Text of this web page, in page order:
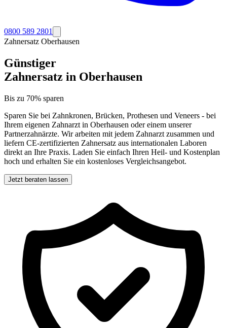
0800 589 2801
Zahnersatz Oberhausen
Günstiger
Zahnersatz in Oberhausen
Bis zu 70% sparen
Sparen Sie bei Zahnkronen, Brücken, Prothesen und Veneers - bei
Ihrem eigenen Zahnarzt in Oberhausen oder einem unserer
Partnerzahnärzte. Wir arbeiten mit jedem Zahnarzt zusammen und
liefern CE-zertifizierten Zahnersatz aus internationalen Laboren
direkt an Ihre Praxis. Laden Sie einfach Ihren Heil- und Kostenplan
hoch und erhalten Sie ein kostenloses Vergleichsangebot.
Jetzt beraten lassen